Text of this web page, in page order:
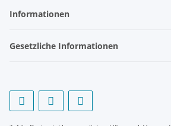
Informationen
Gesetzliche Informationen